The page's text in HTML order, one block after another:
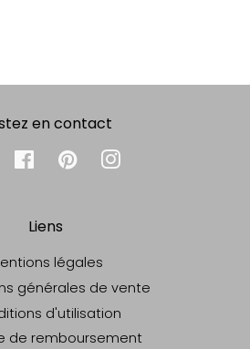
en contact
Twitter FacebookPinterest
Liens
légales
générales de vente
d'utilisation
de remboursement